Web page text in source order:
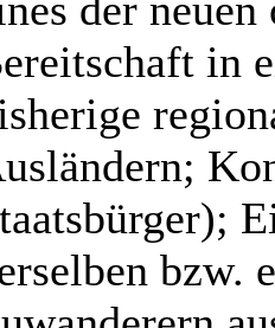
der
in
bzw.